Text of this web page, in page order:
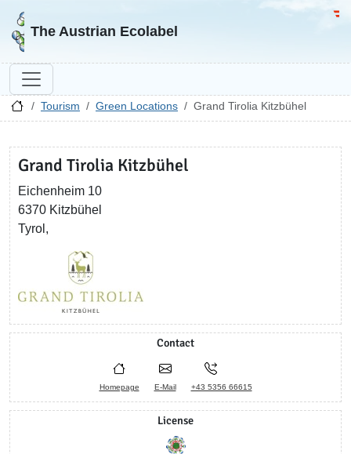
Go to homepage
The Austrian Ecolabel
Tourism Green Locations Grand Tirolia Kitzbühel
Grand Tirolia Kitzbühel
Eichenheim 10
6370 Kitzbühel
Tyrol,
Contact
Homepage E-Mail +43 5356 66615
License